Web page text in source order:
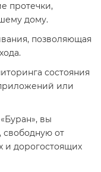
протечки,
дому.
позволяющая
состояния
или
вы
свободную от
и дорогостоящих